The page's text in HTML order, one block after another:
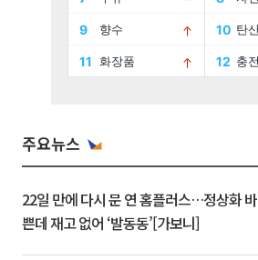
주요뉴스
22일 만에 다시 문 연 홈플러스…정상화 바
쁜데 재고 없어 ‘발동동’[가보니]